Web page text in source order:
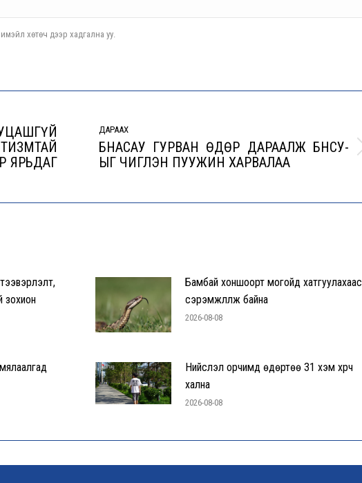
хөтөч дээр хадгална уу.
ЯРЬДАГ
ДАРААХ
Next
БНАСАУ ГУРВАН ӨДӨР ДАРААЛЖ БНСУ-
ЫГ ЧИГЛЭН ПУУЖИН ХАРВАЛАА
зохион
Бамбай хоншоорт могойд хатгуулахаас
сэрэмжлүүлж байна
2026-08-08
Нийслэл орчимд өдөртөө 31 хэм хүрч
хална
2026-08-08